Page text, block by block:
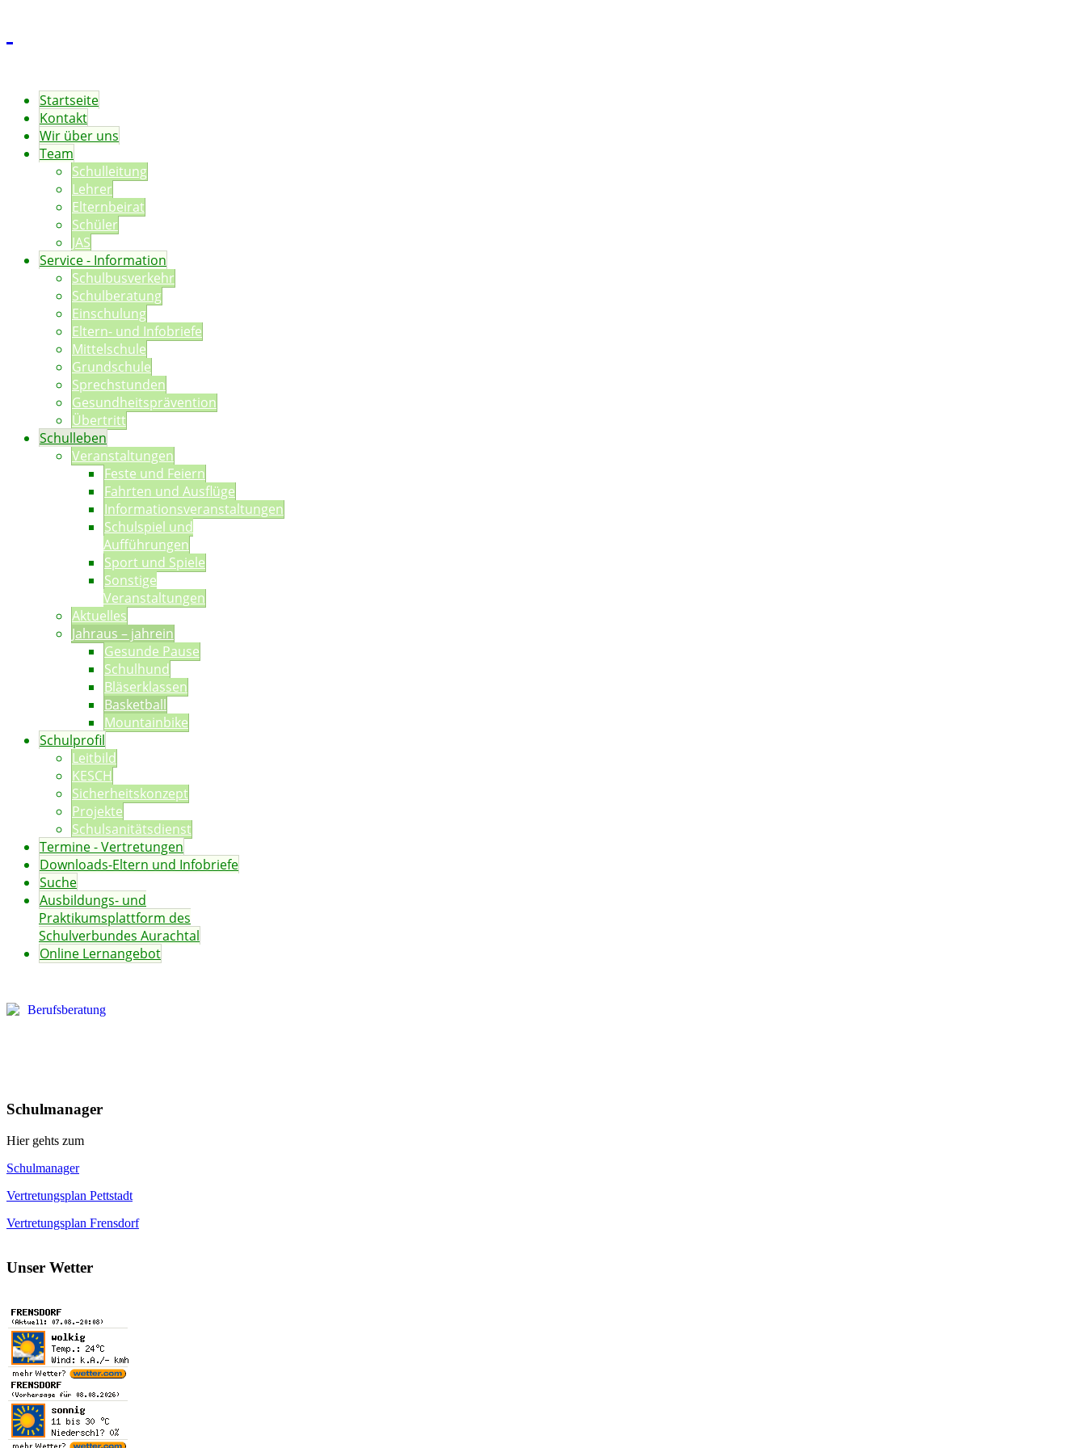
Startseite
Kontakt
Wir über uns
Team
Schulleitung
Lehrer
Elternbeirat
Schüler
JAS
Service - Information
Schulbusverkehr
Schulberatung
Einschulung
Eltern- und Infobriefe
Mittelschule
Grundschule
Sprechstunden
Gesundheitsprävention
Übertritt
Schulleben
Veranstaltungen
Feste und Feiern
Fahrten und Ausflüge
Informationsveranstaltungen
Schulspiel und
Aufführungen
Sport und Spiele
Sonstige
Veranstaltungen
Aktuelles
Jahraus – jahrein
Gesunde Pause
Schulhund
Bläserklassen
Basketball
Mountainbike
Schulprofil
Leitbild
KESCH
Sicherheitskonzept
Projekte
Schulsanitätsdienst
Termine - Vertretungen
Downloads-Eltern und Infobriefe
Suche
Ausbildungs- und
Praktikumsplattform des
Schulverbundes Aurachtal
Online Lernangebot
Schulmanager
Hier gehts zum
Schulmanager
Vertretungsplan Pettstadt
Vertretungsplan Frensdorf
Unser Wetter